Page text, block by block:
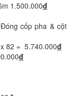
1.500.000đ
cốp pha & cột
82 = 5.740.000đ
đ